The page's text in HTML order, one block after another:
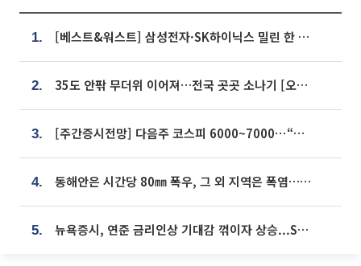
1. [베스트&워스트] 삼성전자·SK하이닉스 밀린 한 주…상상인증권은 85% 급등
2. 35도 안팎 무더위 이어져…전국 곳곳 소나기 [오늘 날씨]
3. [주간증시전망] 다음주 코스피 6000~7000⋯“外人 수급은 정책이 변수”
4. 동해안은 시간당 80㎜ 폭우, 그 외 지역은 폭염…‘극과 극 날씨’
5. 뉴욕증시, 연준 금리인상 기대감 꺾이자 상승...S&P500 사상 최고치 [종합]